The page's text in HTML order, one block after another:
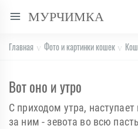
МУРЧИМКА
Главная Фото и картинки кошек
Вот оно и утро
С приходом утра,
за ним - зевота во всю